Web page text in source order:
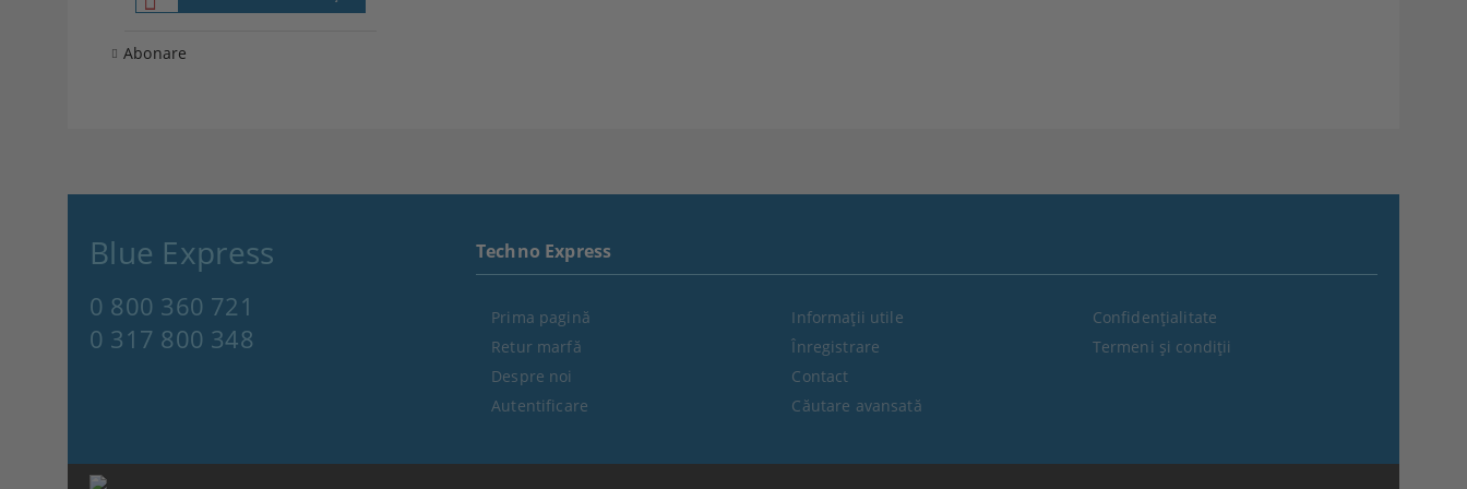
Abonare
Blue Express
0 800 360 721
0 317 800 348
Techno Express
Prima pagină
Retur marfă
Despre noi
Autentificare
Informaţii utile
Înregistrare
Contact
Căutare avansată
Confidenţialitate
Termeni şi condiţii